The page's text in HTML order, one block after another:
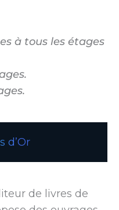
à tous les étages
d’Or
de livres de